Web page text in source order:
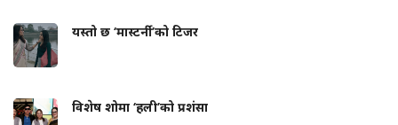
यस्तो छ ‘मास्टर्नी’को टिजर
विशेष शोमा ‘हली’को प्रशंसा